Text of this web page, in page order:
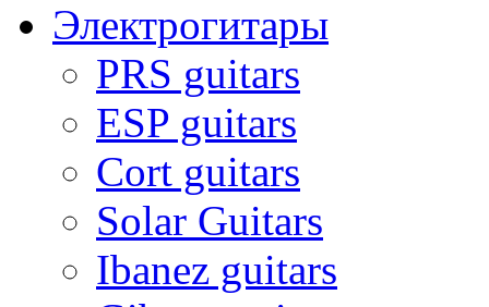
Электрогитары
PRS guitars
ESP guitars
Cort guitars
Solar Guitars
Ibanez guitars